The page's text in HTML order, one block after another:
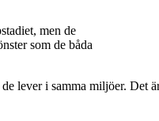
men de
som de båda
lever i samma miljöer. Det